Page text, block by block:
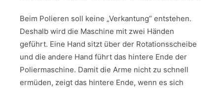
Beim Polieren soll keine „Verkantung“ entstehen.
Deshalb wird die Maschine mit zwei Händen
geführt. Eine Hand sitzt über der Rotationsscheibe
und die andere Hand führt das hintere Ende der
Poliermaschine. Damit die Arme nicht zu schnell
ermüden, zeigt das hintere Ende, wenn es sich